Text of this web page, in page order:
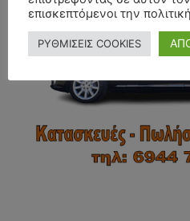
επισκεπτόμενοι την
ΡΥΘΜΙΣΕΙΣ COOKIES